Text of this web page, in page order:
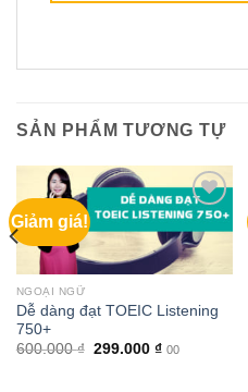
SẢN PHẨM TƯƠNG TỰ
Giảm giá!
NGOẠI NGỮ
Dễ dàng đạt TOEIC Listening
750+
600.000₫ Giá
299.000 ₫Giá
00